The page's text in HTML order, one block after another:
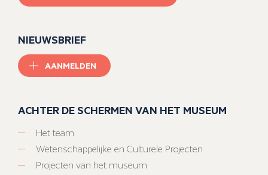
NIEUWSBRIEF
AANMELDEN
ACHTER DE SCHERMEN VAN HET MUSEUM
Het team
Wetenschappelijke en Culturele Projecten
Projecten van het museum